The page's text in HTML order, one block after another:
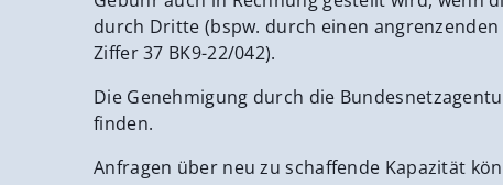
durch Dritte (bspw. durch einen
Ziffer 37 BK9-22/042).
Die Genehmigung durch die
finden.
Anfragen über neu zu schaffende Kapazität